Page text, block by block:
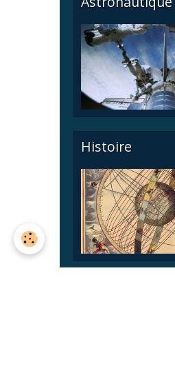
Histoire